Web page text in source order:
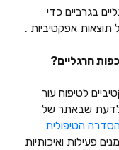
בגרביים כדי
תוצאות אפקטיביות .
הרגליים?
לטיפוח עור
לדעת שבאתר של
הטיפולית
פעילות ואיכותיות